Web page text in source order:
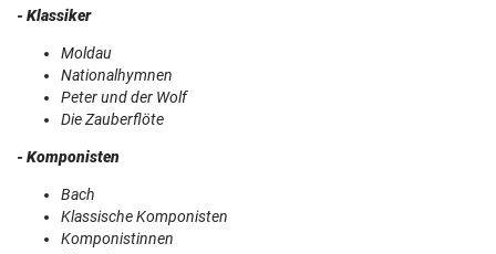
- Klassiker
Moldau
Nationalhymnen
Peter und der Wolf
Die Zauberflöte
- Komponisten
Bach
Klassische Komponisten
Komponistinnen